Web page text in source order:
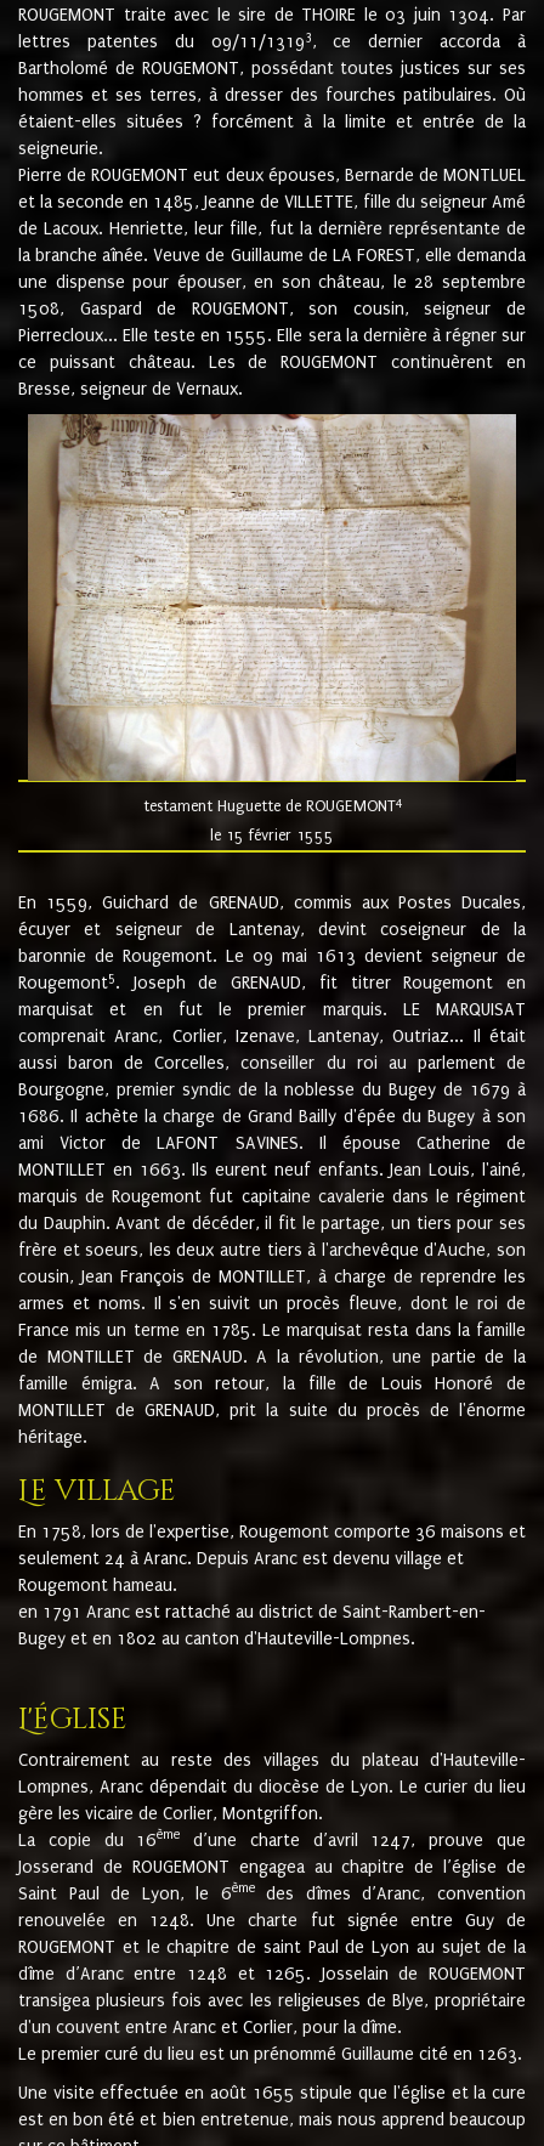
ROUGEMONT traite avec le sire de THOIRE le 03 juin 1304. Par
lettres patentes du 09/11/13193, ce dernier accorda à
Bartholomé de ROUGEMONT, possédant toutes justices sur ses
hommes et ses terres, à dresser des fourches patibulaires. Où
étaient-elles situées ? forcément à la limite et entrée de la
seigneurie.
Pierre de ROUGEMONT eut deux épouses, Bernarde de MONTLUEL
et la seconde en 1485, Jeanne de VILLETTE, fille du seigneur Amé
de Lacoux. Henriette, leur fille, fut la dernière représentante de
la branche aînée. Veuve de Guillaume de LA FOREST, elle demanda
une dispense pour épouser, en son château, le 28 septembre
1508, Gaspard de ROUGEMONT, son cousin, seigneur de
Pierrecloux... Elle teste en 1555. Elle sera la dernière à régner sur
ce puissant château. Les de ROUGEMONT continuèrent en
Bresse, seigneur de Vernaux.
testament Huguette de ROUGEMONT4
le 15 février 1555
En 1559, Guichard de GRENAUD, commis aux Postes Ducales,
écuyer et seigneur de Lantenay, devint coseigneur de la
baronnie de Rougemont. Le 09 mai 1613 devient seigneur de
Rougemont5. Joseph de GRENAUD, fit titrer Rougemont en
marquisat et en fut le premier marquis. LE MARQUISAT
comprenait Aranc, Corlier, Izenave, Lantenay, Outriaz... Il était
aussi baron de Corcelles, conseiller du roi au parlement de
Bourgogne, premier syndic de la noblesse du Bugey de 1679 à
1686. Il achète la charge de Grand Bailly d'épée du Bugey à son
ami Victor de LAFONT SAVINES. Il épouse Catherine de
MONTILLET en 1663. Ils eurent neuf enfants. Jean Louis, l'ainé,
marquis de Rougemont fut capitaine cavalerie dans le régiment
du Dauphin. Avant de décéder, il fit le partage, un tiers pour ses
frère et soeurs, les deux autre tiers à l'archevêque d'Auche, son
cousin, Jean François de MONTILLET, à charge de reprendre les
armes et noms. Il s'en suivit un procès fleuve, dont le roi de
France mis un terme en 1785. Le marquisat resta dans la famille
de MONTILLET de GRENAUD. A la révolution, une partie de la
famille émigra. A son retour, la fille de Louis Honoré de
MONTILLET de GRENAUD, prit la suite du procès de l'énorme
héritage.
Le village
En 1758, lors de l'expertise, Rougemont comporte 36 maisons et
seulement 24 à Aranc. Depuis Aranc est devenu village et
Rougemont hameau.
en 1791 Aranc est rattaché au district de Saint-Rambert-en-
Bugey et en 1802 au canton d'Hauteville-Lompnes.
L'église
Contrairement au reste des villages du plateau d'Hauteville-
Lompnes, Aranc dépendait du diocèse de Lyon. Le curier du lieu
gère les vicaire de Corlier, Montgriffon.
La copie du 16ème
d’une charte d’avril 1247, prouve que
Josserand de ROUGEMONT engagea au chapitre de l’église de
Saint Paul de Lyon, le 6èmedes dîmes d’Aranc, convention
renouvelée en 1248. Une charte fut signée entre Guy de
ROUGEMONT et le chapitre de saint Paul de Lyon au sujet de la
dîme d’Aranc entre 1248 et 1265. Josselain de ROUGEMONT
transigea plusieurs fois avec les religieuses de Blye, propriétaire
d'un couvent entre Aranc et Corlier, pour la dîme.
Le premier curé du lieu est un prénommé Guillaume cité en 1263.
Une visite effectuée en août 1655 stipule que l'église et la cure
est en bon été et bien entretenue, mais nous apprend beaucoup